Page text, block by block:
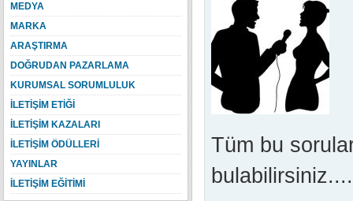
Tüm bu
bulabilirsiniz....
MEDYA
MARKA
ARAŞTIRMA
DOĞRUDAN PAZARLAMA
KURUMSAL SORUMLULUK
İLETİŞİM ETİĞİ
İLETİŞİM KAZALARI
İLETİŞİM ÖDÜLLERİ
YAYINLAR
İLETİŞİM EĞİTİMİ